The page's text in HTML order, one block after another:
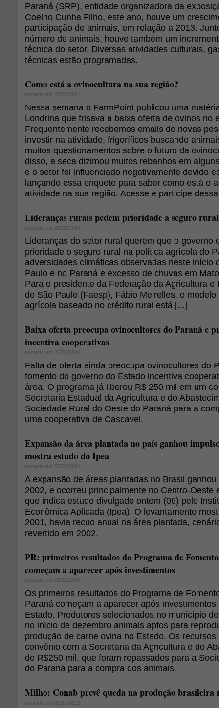
Paraná (SRP), entidade organizadora da
Coelho Cunha Filho, este ano, houve um
participação de animais, em relação a 2013.
número de animais, houve também um
técnica do setor. Diversas atividades culturais,
técnicas estão programadas.
Como está a ovinocultura na sua região?
postado em 28/02/2014
Nessa semana o FarmPoint publicou uma
Londrina que frisava a baixa oferta de ovinos no
Frequentemente recebemos emails de novas
investir na atividade, frigoríficos buscando
muitos questionamentos sobre o futuro da
disso, a seca dizimou muitos rebanhos em
e o setor foi influenciado negativamente devido
lançando essa enquete para saber como está o
atividade na sua região. Acesse e participe
Lideranças rurais pedem prioridade a seguro
postado em 28/02/2014
Lideranças do setor rural querem que o governo
prioridade o seguro rural na política agrícola do
adversidades climáticas observadas neste início
Paulo e no Paraná e excesso de chuvas em
Para o presidente da Federação da Agricultura e
de São Paulo (Faesp), Fábio Meirelles, o
agrícola baseado no crédito rural está [...]
Baixa oferta preocupa ovinocultores do Paraná e
incentiva cooperativas
postado em 25/02/2014
Falta de oferta ainda preocupa ovinocultores do
fomento do governo do Estado incentiva
área. O programa já liberou R$ 250 mil em um
Secretaria Estadual da Agricultura e do
Sociedade Rural do Oeste do Paraná para a
uma cooperativa de Cascavel.
Expansão da área plantada no país ganhou
mostra estudo do Ipea
postado em 07/02/2014
A expansão de áreas plantadas no Brasil
2002, e ocorreu principalmente no Centro-Oeste
que indica estudo divulgado ontem (06) pelo
Econômica Aplicada (Ipea). O levantamento
2001, havia recuo anual na área plantada,
revertido em 2002.
PR: primeiros resultados do Programa de
começam a aparecer após investimentos
postado em 08/01/2014
Os primeiros resultados do Programa de
Paraná começam a aparecer após
Estado. Produtores selecionados no município
no início de dezembro animais aptos para
produção de carne ovina no Estado. Os
convênio com a Secretaria da Agricultura e do
de R$250 mil, que foram repassados para a
do Paraná para a compra dos animais.
Milho: Conab prevê queda na produção brasileira
postado em 06/11/2013